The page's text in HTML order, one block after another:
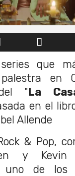
que
en
"La
en el
Allende
& Pop,
y Kevin
uno de los